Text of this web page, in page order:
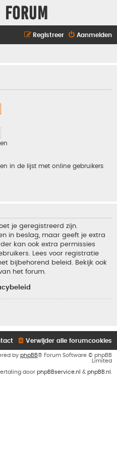
Aanmelden
Registreer
in de lijst met online gebruikers
je geregistreerd zijn.
in beslag, maar geeft je extra
kan ook extra permissies
Lees voor registratie
bijbehorend beleid. Bekijk ook
het forum.
Verwijder alle forumcookies
by phpBB® Forum Software © phpBB
Limited
door phpBBservice.nl & phpBB.nl .